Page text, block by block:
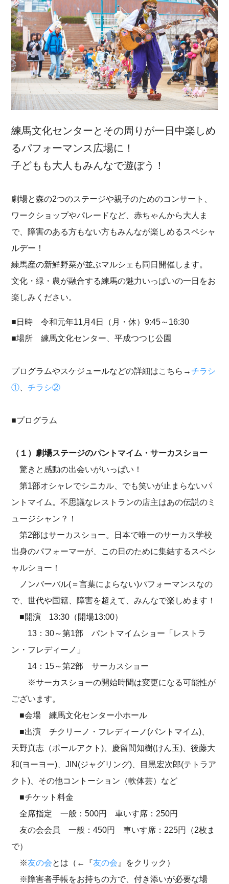
練馬文化センターとその周りが一日中楽しめ
るパフォーマンス広場に！
子どもも大人もみんなで遊ぼう！
劇場と森の2つのステージや親子のためのコンサート、
ワークショップやパレードなど、赤ちゃんから大人ま
で、障害のある方もない方もみんなが楽しめるスペシャ
ルデー！
練馬産の新鮮野菜が並ぶマルシェも同日開催します。
文化・緑・農が融合する練馬の魅力いっぱいの一日をお
楽しみください。
■日時 令和元年11月4日（月・休）9:45～16:30
■場所 練馬文化センター、平成つつじ公園
プログラムやスケジュールなどの詳細はこちら→チラシ
① 、チラシ②
■プログラム
（１）劇場ステージのパントマイム・サーカスショー
驚きと感動の出会いがいっぱい！
第1部オシャレでシニカル、でも笑いが止まらないパ
ントマイム。不思議なレストランの店主はあの伝説のミ
ュージシャン？！
第2部はサーカスショー。日本で唯一のサーカス学校
出身のパフォーマーが、この日のために集結するスペシ
ャルショー！
ノンバーバル(＝言葉によらない)パフォーマンスなの
で、世代や国籍、障害を超えて、みんなで楽しめます！
■開演 13:30（開場13:00）
13：30～第1部 パントマイムショー「レストラ
ン・フレディーノ」
14：15～第2部 サーカスショー
※サーカスショーの開始時間は変更になる可能性が
ございます。
■会場 練馬文化センター小ホール
■出演 チクリーノ・フレディーノ(パントマイム)、
天野真志（ポールアクト)、慶留間知樹(けん玉)、後藤大
和(ヨーヨー)、JIN(ジャグリング)、目黒宏次郎(テトラア
クト)、その他コントーション（軟体芸）など
■チケット料金
全席指定 一般：500円 車いす席：250円
友の会会員 一般：450円 車いす席：225円（2枚ま
で）
※友の会とは（←『友の会 』をクリック）
※障害者手帳をお持ちの方で、付き添いが必要な場